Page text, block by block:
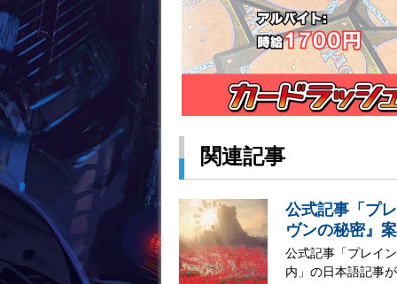
関連記事
公式記事「プ
ヴンの秘密』
公式記事「プレイ
内」の日本語記事